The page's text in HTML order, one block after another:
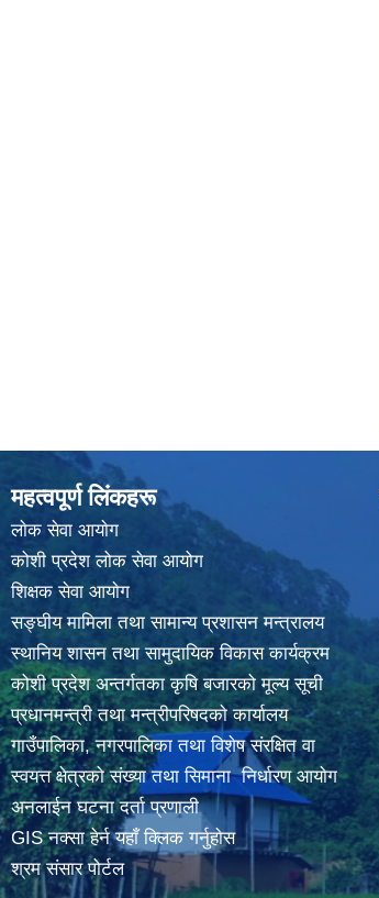
महत्वपूर्ण लिंकहरू
लाेक सेवा आयाेग
कोशी प्रदेश लोक सेवा आयोग
शिक्षक सेवा आयाेग
सङ्‍घीय मामिला तथा सामान्य प्रशासन मन्त्रालय
स्थानिय शासन तथा सामुदायिक विकास कार्यक्रम
कोशी प्रदेश अन्तर्गतका कृषि बजारको मूल्य सूची
प्रधानमन्त्री तथा मन्त्रीपरिषदकाे कार्यालय
गाउँपालिका, नगरपालिका तथा विशेष संरक्षित वा
स्वयत्त क्षेत्रकाे संख्या तथा सिमाना निर्धारण आयाेग
अनलाईन घटना दर्ता प्रणाली
GIS नक्सा हेर्न यहाँ क्लिक गर्नुहाेस
श्रम संसार पोर्टल